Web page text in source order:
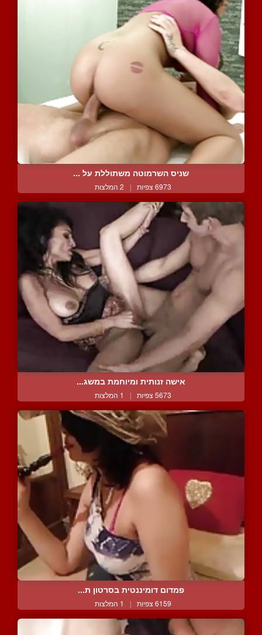
שניס השרמוטה משתוללת על ...
6973 צפיות | 2 המלצות
אישה זנותית ומיוחמת במשג...
5673 צפיות | 1 המלצות
פמדום דומיננטית בסרטון ת...
6159 צפיות | 1 המלצות